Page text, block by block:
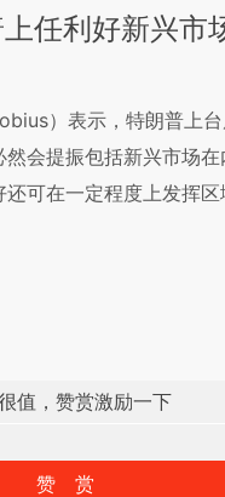
任利好新兴市
）表示，特朗普上
会提振包括新兴市场
可在一定程度上发挥区
值，赞赏激励一下
赞 赏